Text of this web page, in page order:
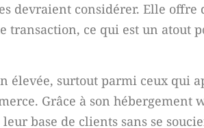
devraient considérer. Elle offre
transaction, ce qui est un atout
élevée, surtout parmi ceux qui
Grâce à son hébergement
base de clients sans se